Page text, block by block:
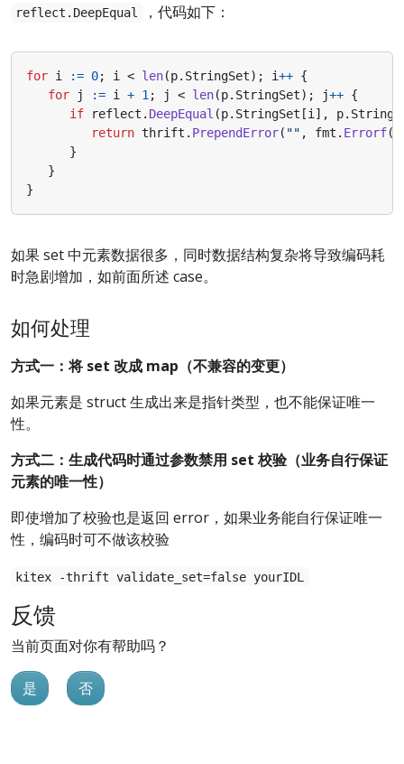
reflect.DeepEqual ，代码如下：
for i := 0; i < len(p. StringSet); i++ {
for
j := i + 1 ; j < len(p. StringSet); j++ {
if
reflect . DeepEqual (p. StringSet [i ], p.
return thrift . PrependError( "" , fmt . Errorf(
}
}
}
如果 set 中元素数据很多，同时数据结构复杂将导致编码耗
时急剧增加，如前面所述 case。
如何处理
方式一：将 set 改成 map（不兼容的变更）
如果元素是 struct 生成出来是指针类型，也不能保证唯一
性。
方式二：生成代码时通过参数禁用 set 校验（业务自行保证
元素的唯一性）
即使增加了校验也是返回 error，如果业务能自行保证唯一
性，编码时可不做该校验
kitex -thrift validate_set=false yourIDL
反馈
当前页面对你有帮助吗？
是 否